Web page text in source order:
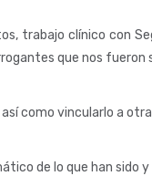
trabajo clínico con
que nos fueron
como vincularlo a
de lo que han sido